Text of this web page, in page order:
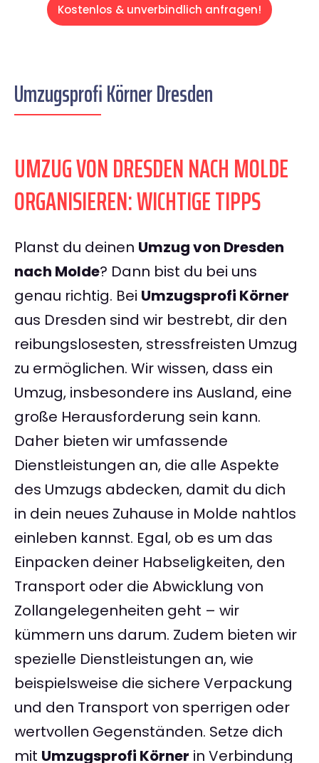
Kostenlos & unverbindlich anfragen!
Umzugsprofi Körner Dresden
UMZUG VON DRESDEN NACH MOLDE
ORGANISIEREN: WICHTIGE TIPPS
Planst du deinen Umzug von Dresden
nach Molde? Dann bist du bei uns
genau richtig. Bei Umzugsprofi Körner
aus Dresden sind wir bestrebt, dir den
reibungslosesten, stressfreisten Umzug
zu ermöglichen. Wir wissen, dass ein
Umzug, insbesondere ins Ausland, eine
große Herausforderung sein kann.
Daher bieten wir umfassende
Dienstleistungen an, die alle Aspekte
des Umzugs abdecken, damit du dich
in dein neues Zuhause in Molde nahtlos
einleben kannst. Egal, ob es um das
Einpacken deiner Habseligkeiten, den
Transport oder die Abwicklung von
Zollangelegenheiten geht – wir
kümmern uns darum. Zudem bieten wir
spezielle Dienstleistungen an, wie
beispielsweise die sichere Verpackung
und den Transport von sperrigen oder
wertvollen Gegenständen. Setze dich
mit Umzugsprofi Körner in Verbindung